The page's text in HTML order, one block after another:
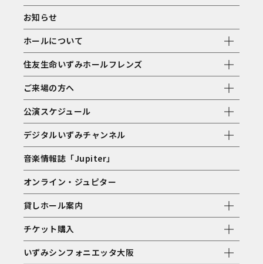
お知らせ
ホールについて
住友生命いずみホールフレンズ
ご来場の方へ
公演スケジュール
デジタルいずみチャンネル
音楽情報誌「Jupiter」
オンライン・ジュピター
貸しホール案内
チケット購入
いずみシンフォニエッタ大阪